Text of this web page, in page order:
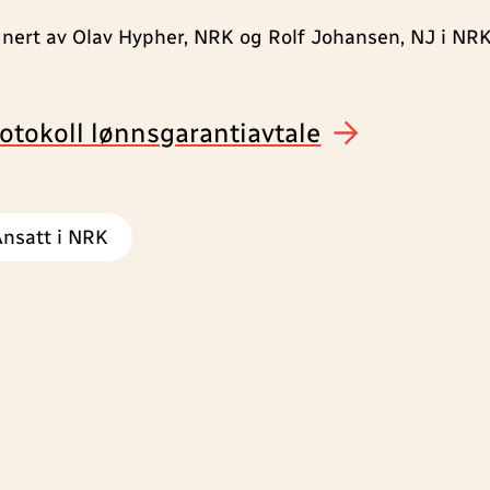
av Olav Hypher, NRK og Rolf Johansen, NJ i
lønnsgarantiavtale
i NRK